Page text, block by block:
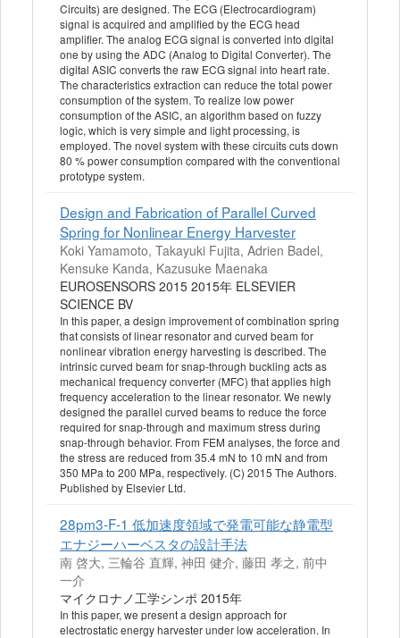
Circuits) are designed. The ECG (Electrocardiogram)
signal is acquired and amplified by the ECG head
amplifier. The analog ECG signal is converted into digital
one by using the ADC (Analog to Digital Converter). The
digital ASIC converts the raw ECG signal into heart rate.
The characteristics extraction can reduce the total power
consumption of the system. To realize low power
consumption of the ASIC, an algorithm based on fuzzy
logic, which is very simple and light processing, is
employed. The novel system with these circuits cuts down
80 % power consumption compared with the conventional
prototype system.
Design and Fabrication of Parallel Curved
Spring for Nonlinear Energy Harvester
Koki Yamamoto, Takayuki Fujita, Adrien Badel,
Kensuke Kanda, Kazusuke Maenaka
EUROSENSORS 2015 2015年 ELSEVIER
SCIENCE BV
In this paper, a design improvement of combination spring
that consists of linear resonator and curved beam for
nonlinear vibration energy harvesting is described. The
intrinsic curved beam for snap-through buckling acts as
mechanical frequency converter (MFC) that applies high
frequency acceleration to the linear resonator. We newly
designed the parallel curved beams to reduce the force
required for snap-through and maximum stress during
snap-through behavior. From FEM analyses, the force and
the stress are reduced from 35.4 mN to 10 mN and from
350 MPa to 200 MPa, respectively. (C) 2015 The Authors.
Published by Elsevier Ltd.
28pm3-F-1 低加速度領域で発電可能な静電型
エナジーハーベスタの設計手法
南 啓大, 三輪谷 直輝, 神田 健介, 藤田 孝之, 前中
一介
マイクロナノ工学シンポ 2015年
In this paper, we present a design approach for
electrostatic energy harvester under low acceleration. In